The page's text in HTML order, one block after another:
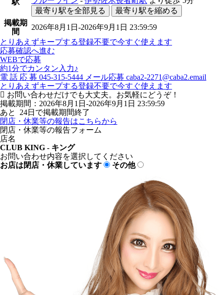
駅
最寄り駅を全部見る
最寄り駅を縮める
掲載期
間
2026年8月1日-2026年9月1日 23:59:59
とりあえずキープする登録不要で今すぐ使えます
応募確認へ進む
WEBで応募
約1分でカンタン入力♪
電 話 応 募 045-315-5444 メール応募 caba2-2271@caba2.email
とりあえずキープする登録不要で今すぐ使えます
お問い合わせだけでも大丈夫。お気軽にどうぞ！
掲載期間：2026年8月1日-2026年9月1日 23:59:59
あと 24日で掲載期間終了
閉店・休業等の報告はこちらから
閉店・休業等の報告フォーム
店名
CLUB KING - キング
お問い合わせ内容を選択してください
お店は閉店・休業しています
その他